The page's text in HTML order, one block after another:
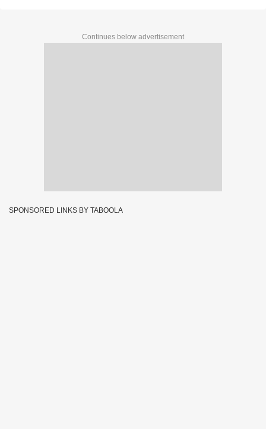
Continues below advertisement
SPONSORED LINKS BY TABOOLA